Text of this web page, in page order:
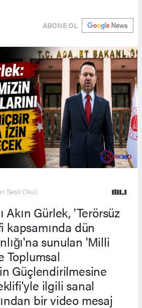
ABONE OL
Sesli Oku)
Akın Gürlek, 'Terörsüz
kapsamında dün
sunulan 'Milli
Toplumsal
Güçlendirilmesine
ilgili sanal
bir video mesaj